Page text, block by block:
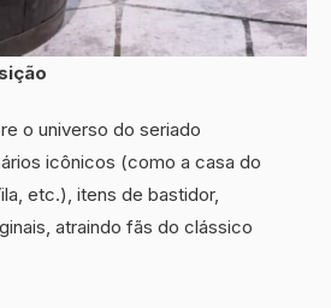
o universo do seriado
icônicos (como a casa do
etc.), itens de bastidor,
atraindo fãs do clássico